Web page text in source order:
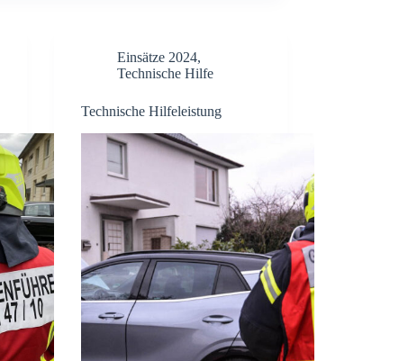
Einsätze 2024,
Technische Hilfe
Technische Hilfeleistung